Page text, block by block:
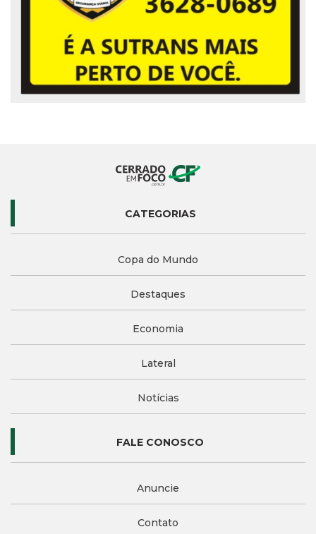
CATEGORIAS
Copa do Mundo
Destaques
Economia
Lateral
Notícias
FALE CONOSCO
Anuncie
Contato